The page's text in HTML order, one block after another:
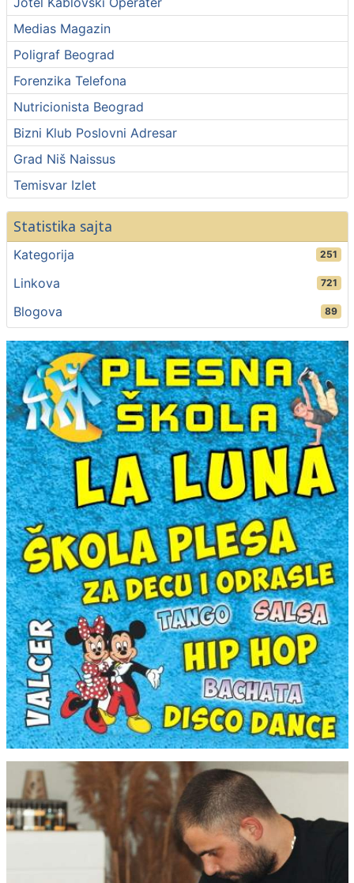
Medias Magazin
Poligraf Beograd
Forenzika Telefona
Nutricionista Beograd
Bizni Klub Poslovni Adresar
Grad Niš Naissus
Temisvar Izlet
Statistika sajta
Kategorija 251
Linkova 721
Blogova 89